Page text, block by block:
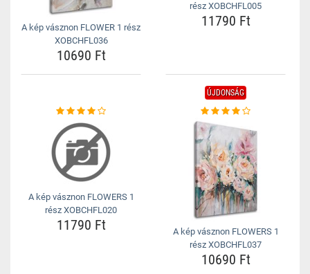
A kép vásznon FLOWER 1 rész
XOBCHFL036
10690 Ft
rész XOBCHFL005
11790 Ft
A kép vásznon FLOWERS 1
rész XOBCHFL020
11790 Ft
ÚJDONSÁG
A kép vásznon FLOWERS 1
rész XOBCHFL037
10690 Ft